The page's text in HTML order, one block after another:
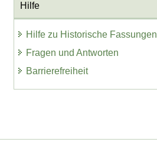
Hilfe
Hilfe zu Historische Fassungen
Fragen und Antworten
Barrierefreiheit